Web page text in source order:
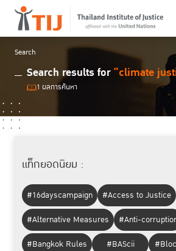
Search
Search results for“climate
1 ผลการค้นหา
แท็กยอดนิยม :
#16dayscampaign #Access to Justice
#Alternative Measures
#Anti-
#Bangkok Rules
#BAScii